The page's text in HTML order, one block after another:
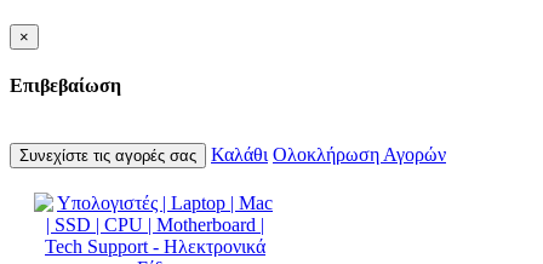
×
Επιβεβαίωση
Συνεχίστε τις αγορές σας Καλάθι Ολοκλήρωση Αγορών